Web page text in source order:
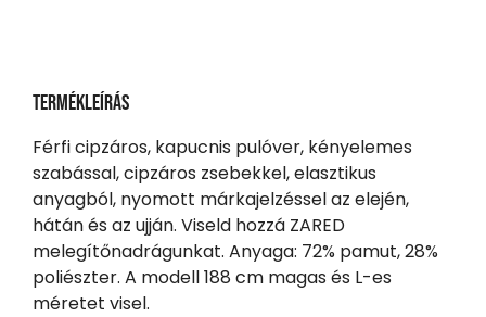
Termékleírás
Férfi cipzáros, kapucnis pulóver, kényelemes
szabással, cipzáros zsebekkel, elasztikus
anyagból, nyomott márkajelzéssel az elején,
hátán és az ujján. Viseld hozzá ZARED
melegítőnadrágunkat. Anyaga: 72% pamut, 28%
poliészter. A modell 188 cm magas és L-es
méretet visel.